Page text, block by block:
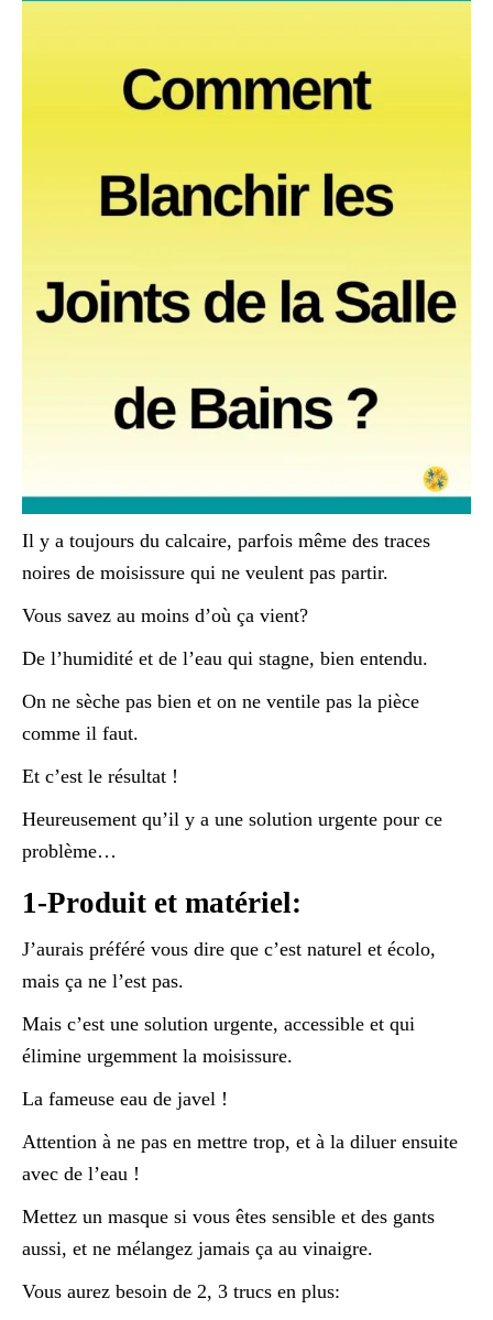
Il y a toujours du calcaire, parfois même des traces
noires de moisissure qui ne veulent pas partir.
Vous savez au moins d’où ça vient?
De l’humidité et de l’eau qui stagne, bien entendu.
On ne sèche pas bien et on ne ventile pas la pièce
comme il faut.
Et c’est le résultat !
Heureusement qu’il y a une solution urgente pour ce
problème…
1-Produit et matériel:
J’aurais préféré vous dire que c’est naturel et écolo,
mais ça ne l’est pas.
Mais c’est une solution urgente, accessible et qui
élimine urgemment la moisissure.
La fameuse eau de javel !
Attention à ne pas en mettre trop, et à la diluer ensuite
avec de l’eau !
Mettez un masque si vous êtes sensible et des gants
aussi, et ne mélangez jamais ça au vinaigre.
Vous aurez besoin de 2, 3 trucs en plus: